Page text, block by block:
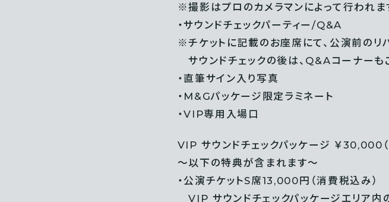
※撮影はプロのカメラマンによって行われま
・サウンドチェックパーティー/Q&A
※チケットに記載のお座席にて、公演前のリ
サウンドチェックの後は、Q&Aコーナーも
・直筆サイン入り写真
・M&Gパッケージ限定ラミネート
・VIP専用入場口
VIP サウンドチェックパッケージ ￥30,000（
～以下の特典が含まれます～
・公演チケットS席13,000円（消費税込み）
VIP サウンドチェックパッケージエリア内